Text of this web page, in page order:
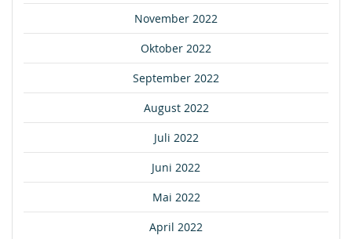
November 2022
Oktober 2022
September 2022
August 2022
Juli 2022
Juni 2022
Mai 2022
April 2022